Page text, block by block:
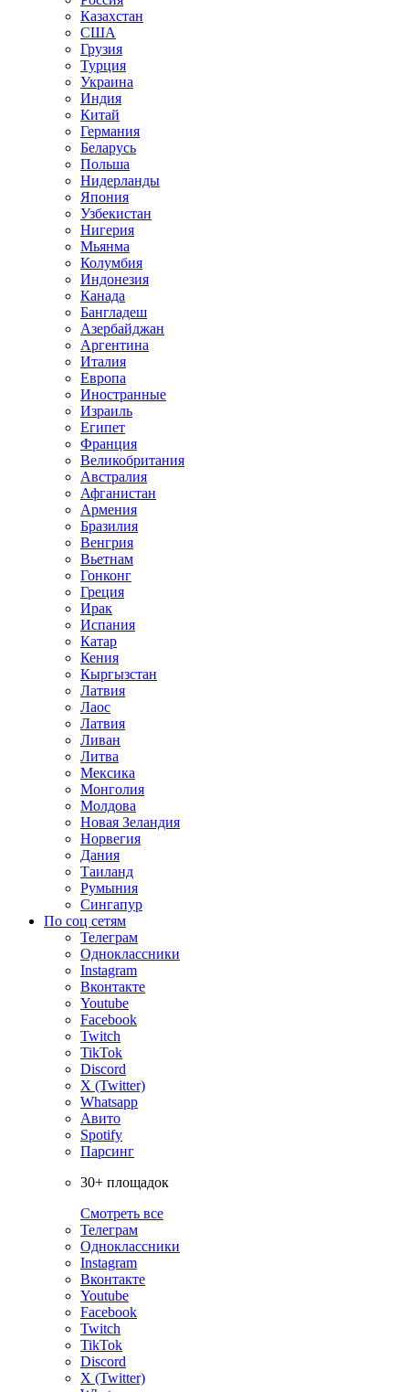
Казахстан
США
Грузия
Турция
Украина
Индия
Китай
Германия
Беларусь
Польша
Нидерланды
Япония
Узбекистан
Нигерия
Мьянма
Колумбия
Индонезия
Канада
Бангладеш
Азербайджан
Аргентина
Италия
Европа
Иностранные
Израиль
Египет
Франция
Великобритания
Австралия
Афганистан
Армения
Бразилия
Венгрия
Вьетнам
Гонконг
Греция
Ирак
Испания
Катар
Кения
Кыргызстан
Латвия
Лаос
Латвия
Ливан
Литва
Мексика
Монголия
Молдова
Новая Зеландия
Норвегия
Дания
Таиланд
Румыния
Сингапур
По соц сетям
Телеграм
Одноклассники
Instagram
Вконтакте
Youtube
Facebook
Twitch
TikTok
Discord
X (Twitter)
Whatsapp
Авито
Spotify
Парсинг
30+ площадок
Смотреть все
Телеграм
Одноклассники
Instagram
Вконтакте
Youtube
Facebook
Twitch
TikTok
Discord
X (Twitter)